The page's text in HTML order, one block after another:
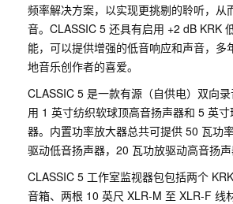
频率解决方案，以实现更挑剔的聆听，从
音。CLASSIC 5 还具有启用 +2 dB KRK
能，可以提供增强的低音响应和声音，多
地音乐创作者的喜爱。
CLASSIC 5 是一款有源（自供电）双向
用 1 英寸纺织软球顶高音扬声器和 5 英
器。内置功率放大器总共可提供 50 瓦功
驱动低音扬声器，20 瓦功放驱动高音扬声
CLASSIC 5 工作室监视器包包括两个
音箱、两根 10 英尺 XLR-M 至 XLR-F 线